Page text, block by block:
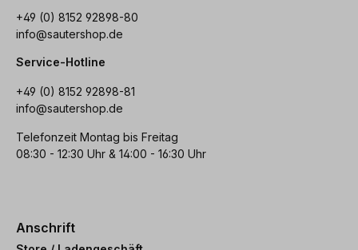
+49 (0) 8152 92898-80
info@sautershop.de
Service-Hotline
+49 (0) 8152 92898-81
info@sautershop.de
Telefonzeit Montag bis Freitag
08:30 - 12:30 Uhr & 14:00 - 16:30 Uhr
Anschrift